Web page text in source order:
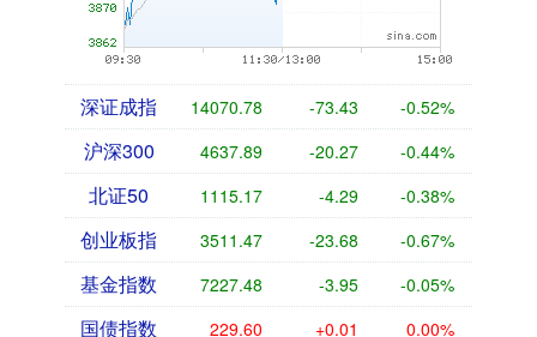
深证成指 14070.78 -73.43 -0.52%
沪深300 4637.89 -20.27 -0.44%
北证50 1115.17 -4.29 -0.38%
创业板指 3511.47 -23.68 -0.67%
基金指数 7227.48 -3.95 -0.05%
国债指数 229.60 +0.01 0.00%